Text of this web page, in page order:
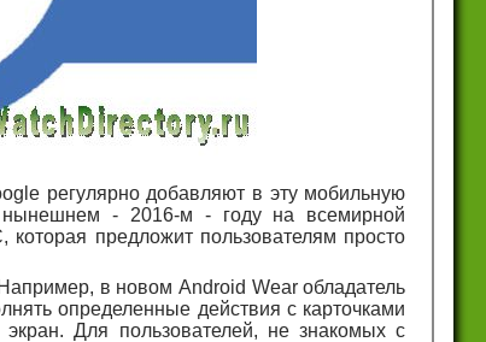
регулярно добавляют в эту мобильную
- 2016-м - году на всемирной
предложит пользователям просто
в новом Android Wear обладатель
определенные действия с карточками
Для пользователей, не знакомых с